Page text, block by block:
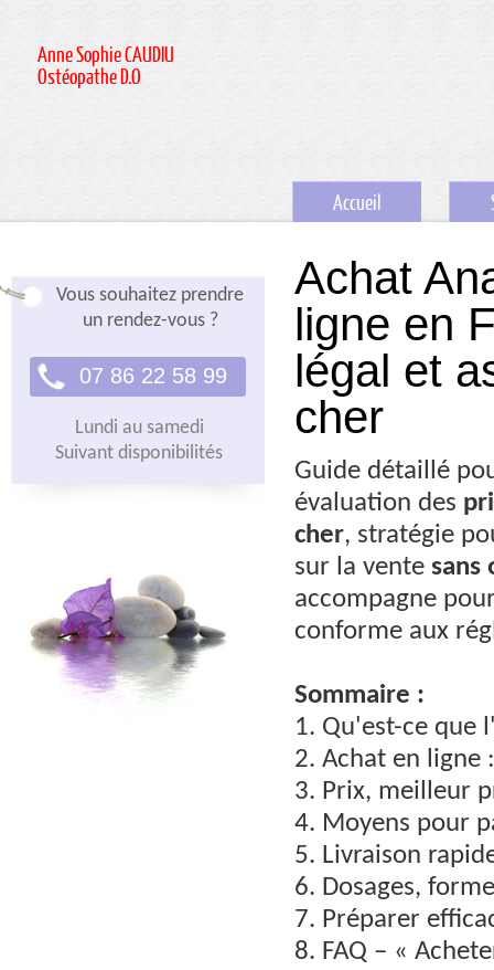
Anne Sophie CAUDIU
Ostéopathe D.O
Accueil
Vous souhaitez prendre
un rendez-vous ?
07 86 22 58 99
Lundi au samedi
Suivant disponibilités
Achat
ligne en
légal et
cher
Guide détaillé
évaluation des
cher, stratégie
sur la vente sans
accompagne
conforme aux
Sommaire :
1. Qu'est-ce que
2. Achat en ligne
3. Prix, meilleur
4. Moyens pour
5. Livraison
6. Dosages,
7. Préparer
8. FAQ – «